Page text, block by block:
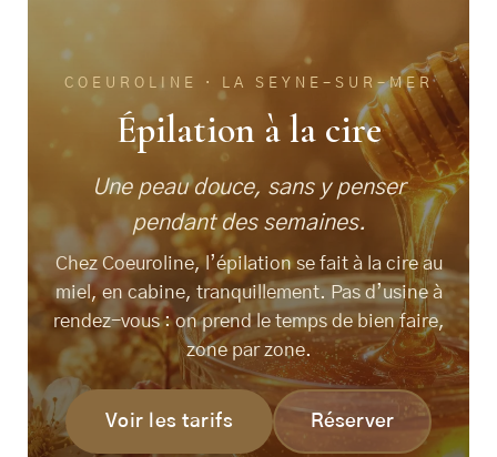
COEUROLINE · LA SEYNE-SUR-MER
Épilation à la cire
Une peau douce, sans y penser
pendant des semaines.
Chez Coeuroline, l’épilation se fait à la cire au
miel, en cabine, tranquillement. Pas d’usine à
rendez-vous : on prend le temps de bien faire,
zone par zone.
Voir les tarifs Réserver